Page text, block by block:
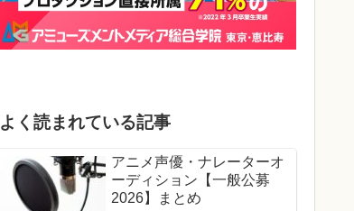
よく読まれている記事
アニメ声優・ナレーターオ
ーディション【一般公募
2026】まとめ